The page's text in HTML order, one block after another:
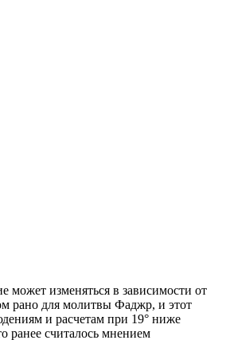
может изменяться в зависимости от
рано для молитвы Фаджр, и этот
и расчетам при 19° ниже
ранее считалось мнением